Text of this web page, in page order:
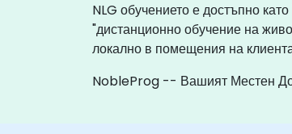
NLG обучението е достъпно
"дистанционно обучение на
локално в помещения на
NobleProg -- Вашият Местен